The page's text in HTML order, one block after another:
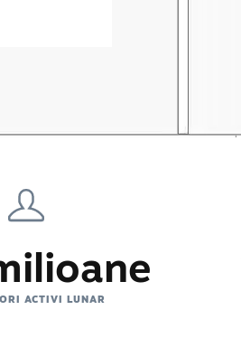
ACTIVI LUNAR